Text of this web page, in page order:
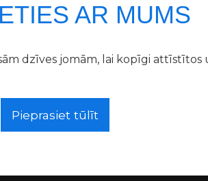
AR MUMS
dzīves jomām, lai kopīgi
Pieprasiet tūlīt